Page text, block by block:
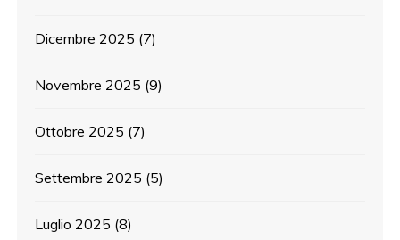
Dicembre 2025 (7)
Novembre 2025 (9)
Ottobre 2025 (7)
Settembre 2025 (5)
Luglio 2025 (8)